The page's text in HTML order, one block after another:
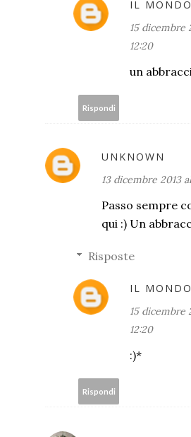
IL
15 dicembre
12:20
un
Rispondi
UNKNOWN
13 dicembre 2013
Passo sempre
qui :) Un
Risposte
IL
15 dicembre
12:20
:)*
Rispondi